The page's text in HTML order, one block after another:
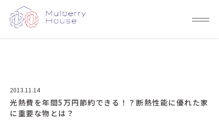
2013.11.14
光熱費を年間5万円節約できる！？断熱性能に優れた家
に重要な物とは？